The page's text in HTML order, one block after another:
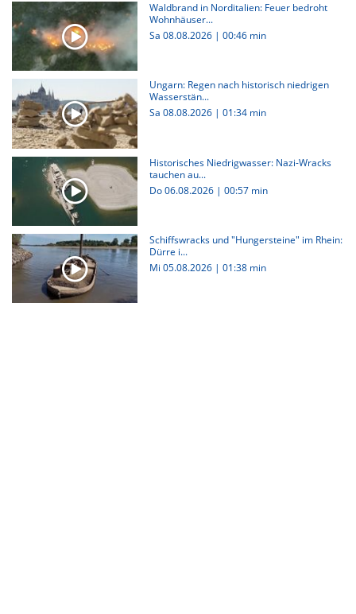
Waldbrand in Norditalien: Feuer bedroht
Wohnhäuser...
Sa 08.08.2026 | 00:46 min
Ungarn: Regen nach historisch niedrigen
Wasserstän...
Sa 08.08.2026 | 01:34 min
Historisches Niedrigwasser: Nazi-Wracks
tauchen au...
Do 06.08.2026 | 00:57 min
Schiffswracks und "Hungersteine" im Rhein:
Dürre i...
Mi 05.08.2026 | 01:38 min